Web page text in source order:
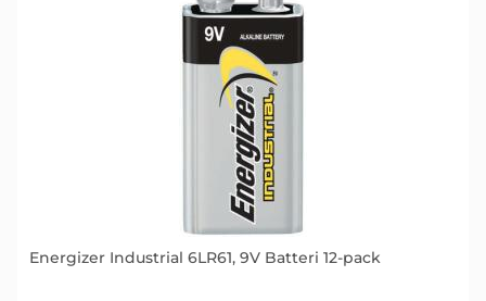
Energizer Industrial 6LR61, 9V Batteri 12-pack